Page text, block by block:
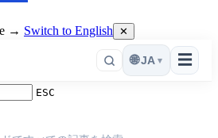
→ Switch to English ✕
☰
🌐 JA ▾
ESC